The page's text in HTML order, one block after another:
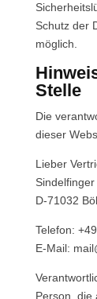
Schutz der
möglich.
Stelle
Die
dieser
Lieber
Sindelfinger
D-71032
Telefon:
E-Mail:
Person, die